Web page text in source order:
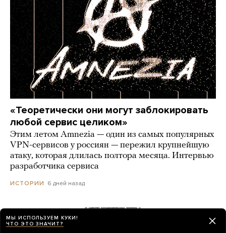
«Теоретически они могут заблокировать
любой сервис целиком»
Этим летом Amnezia — один из самых популярных
VPN-сервисов у россиян — пережил крупнейшую
атаку, которая длилась полтора месяца. Интервью
разработчика сервиса
ИСТОРИИ 6 дней назад
Сайты «Сбера» и других банков теперь
можно открыть только в российских
МЫ ИСПОЛЬЗУЕМ КУКИ!
ЧТО ЭТО ЗНАЧИТ?